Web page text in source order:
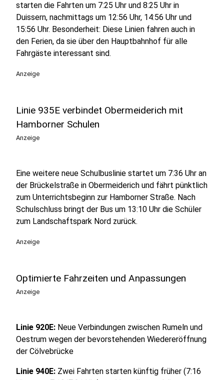
starten die Fahrten um 7:25 Uhr und 8:25 Uhr in
Duissern, nachmittags um 12:56 Uhr, 14:56 Uhr und
15:56 Uhr. Besonderheit: Diese Linien fahren auch in
den Ferien, da sie über den Hauptbahnhof für alle
Fahrgäste interessant sind.
Anzeige
Linie 935E verbindet Obermeiderich mit
Hamborner Schulen
Anzeige
Eine weitere neue Schulbuslinie startet um 7:36 Uhr an
der Brückelstraße in Obermeiderich und fährt pünktlich
zum Unterrichtsbeginn zur Hamborner Straße. Nach
Schulschluss bringt der Bus um 13:10 Uhr die Schüler
zum Landschaftspark Nord zurück.
Anzeige
Optimierte Fahrzeiten und Anpassungen
Anzeige
Linie 920E: Neue Verbindungen zwischen Rumeln und
Oestrum wegen der bevorstehenden Wiedereröffnung
der Cölvebrücke
Linie 940E: Zwei Fahrten starten künftig früher (7:16